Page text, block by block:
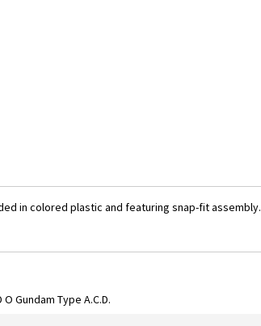
Gundam Type A.C.D.
in colored plastic and featuring snap-fit assembly.